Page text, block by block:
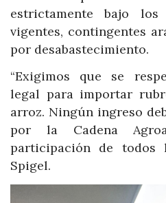
estrictamente bajo los
vigentes, contingentes
por desabastecimiento.
“Exigimos que se
legal para importar
arroz. Ningún ingreso
por la Cadena
participación de todos
Spigel.